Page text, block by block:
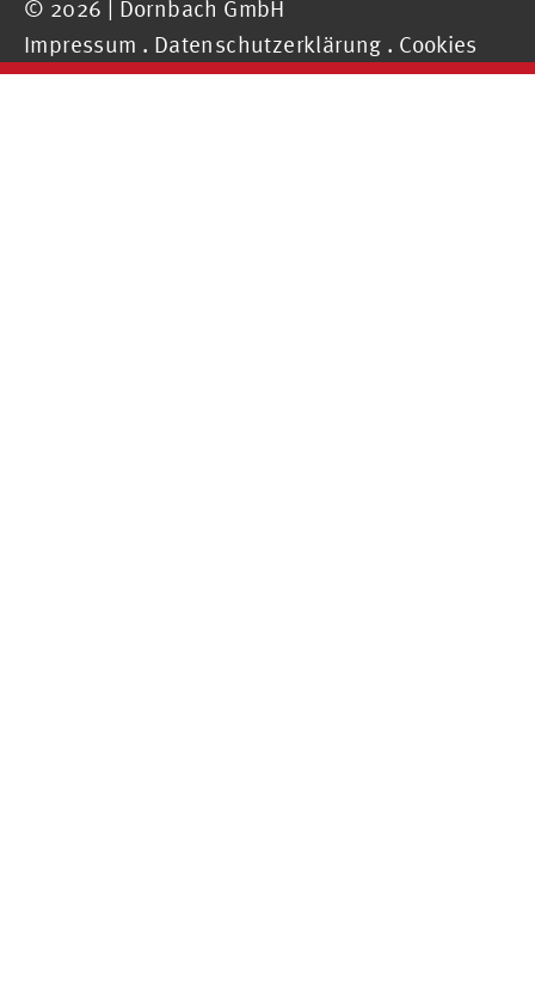
© 2026 | Dornbach GmbH
Impressum . Datenschutzerklärung . Cookies